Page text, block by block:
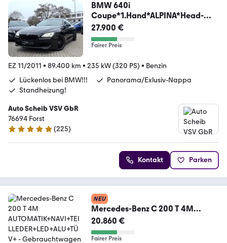
BMW 640i
Coupe*1.Hand*ALPINA*Head-
Up*Kamera*
27.900 €
Fairer Preis
EZ 11/2011 • 89.400 km • 235 kW (320 PS) • Benzin
Lückenlos bei BMW!!!
Panorama/Exlusiv-Nappa
Standheizung!
Auto Scheib VSV GbR
76694 Forst
5 Sterne
(225)
Kontakt Parken
NEU
Mercedes-Benz C 200 T 4M
AUTOMATIK+NAVI+TEILLEDER+LE
D+ALU+TÜV+
20.860 €
Fairer Preis